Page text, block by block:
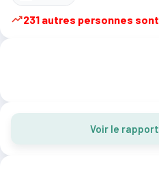
231 autres personnes
Voir le